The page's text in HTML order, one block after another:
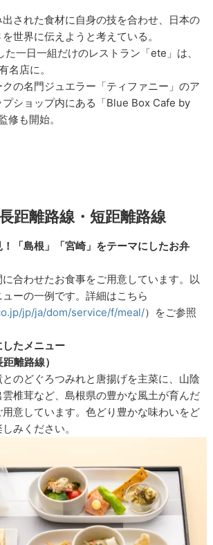
された食材に自身の技を合わせ、日本の
世界に伝えようと考えている。
一日一組だけのレストラン「ete」は、
名店に。
の名門ジュエラー「ティファニー」のア
プショップ内にある「Blue Box Cafe by
も開始。
長距離路線・短距離路線
「島根」「宮崎」をテーマにしたお弁
合わせたお食事をご用意しています。以
ーの一例です。詳細はこちら
jp/ja/dom/service/f/meal/）をご参照
したメニュー
離路線）
のどぐろつみれと唐揚げを主菜に、山陰
椎茸など、島根県の豊かな風土が育んだ
意しています。色どり豊かな味わいをど
みください。